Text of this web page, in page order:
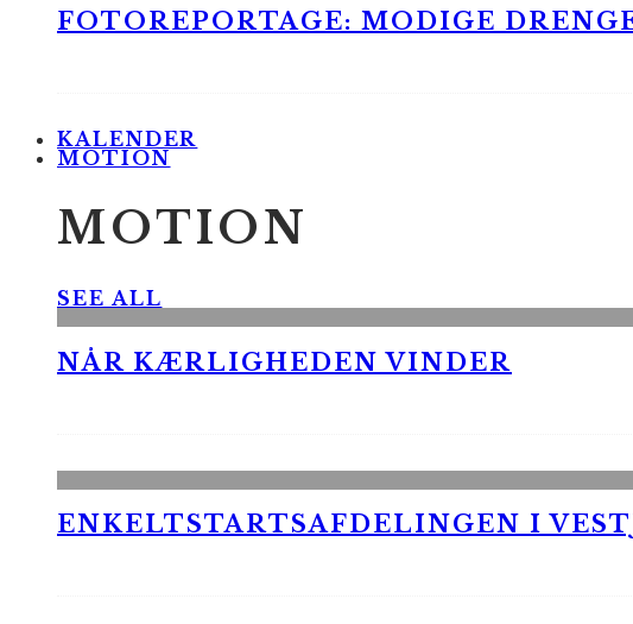
FOTOREPORTAGE: MODIGE
KALENDER
MOTION
MOTION
SEE ALL
NÅR KÆRLIGHEDEN VINDER
ENKELTSTARTSAFDELINGEN I